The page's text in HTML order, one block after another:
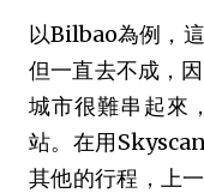
以Bilbao為例，
但一直去不成，
城市很難串起來
站。在用
其他的行程，上